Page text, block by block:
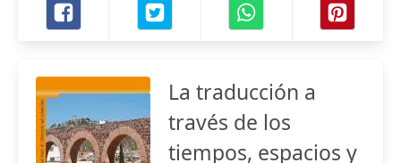
La traducción a
través de los
tiempos, espacios y